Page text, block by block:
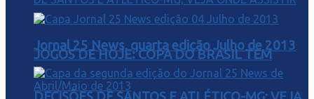
JOGOS DE HOJE: COPA DO BRASIL TEM
Jornal 25 News, quarta edição Julho de 2013